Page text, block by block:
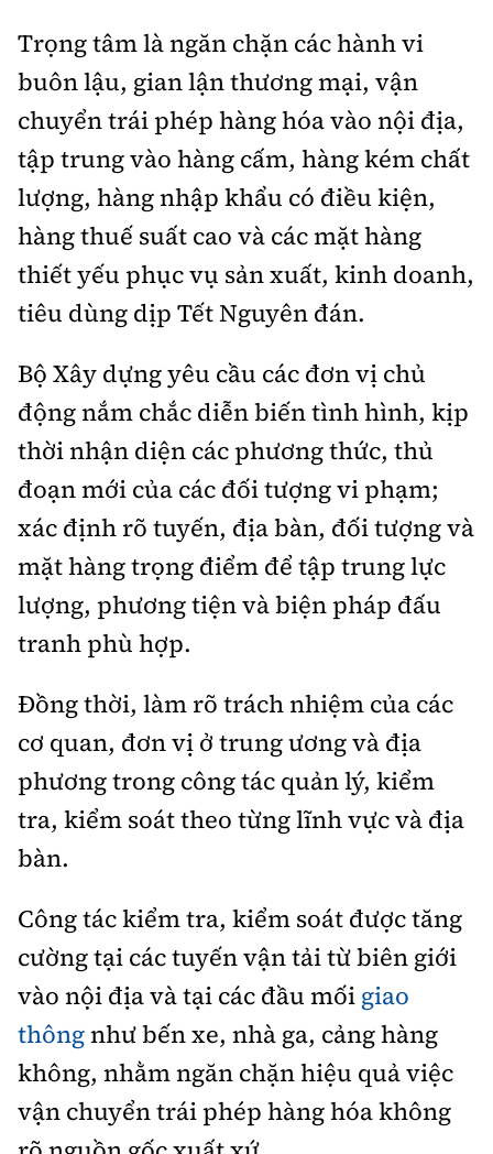
Trọng tâm là ngăn chặn các hành vi
buôn lậu, gian lận thương mại, vận
chuyển trái phép hàng hóa vào nội địa,
tập trung vào hàng cấm, hàng kém chất
lượng, hàng nhập khẩu có điều kiện,
hàng thuế suất cao và các mặt hàng
thiết yếu phục vụ sản xuất, kinh doanh,
tiêu dùng dịp Tết Nguyên đán.
Bộ Xây dựng yêu cầu các đơn vị chủ
động nắm chắc diễn biến tình hình, kịp
thời nhận diện các phương thức, thủ
đoạn mới của các đối tượng vi phạm;
xác định rõ tuyến, địa bàn, đối tượng và
mặt hàng trọng điểm để tập trung lực
lượng, phương tiện và biện pháp đấu
tranh phù hợp.
Đồng thời, làm rõ trách nhiệm của các
cơ quan, đơn vị ở trung ương và địa
phương trong công tác quản lý, kiểm
tra, kiểm soát theo từng lĩnh vực và địa
bàn.
Công tác kiểm tra, kiểm soát được tăng
cường tại các tuyến vận tải từ biên giới
vào nội địa và tại các đầu mối giao
thôngnhư bến xe, nhà ga, cảng hàng
không, nhằm ngăn chặn hiệu quả việc
vận chuyển trái phép hàng hóa không